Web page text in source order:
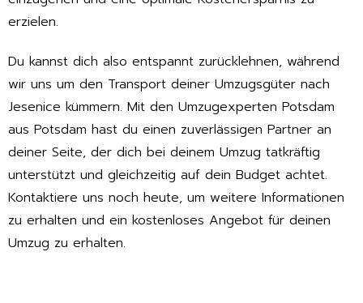
erzielen.
Du kannst dich also entspannt zurücklehnen, während
wir uns um den Transport deiner Umzugsgüter nach
Jesenice kümmern. Mit den Umzugexperten Potsdam
aus Potsdam hast du einen zuverlässigen Partner an
deiner Seite, der dich bei deinem Umzug tatkräftig
unterstützt und gleichzeitig auf dein Budget achtet.
Kontaktiere uns noch heute, um weitere Informationen
zu erhalten und ein kostenloses Angebot für deinen
Umzug zu erhalten.